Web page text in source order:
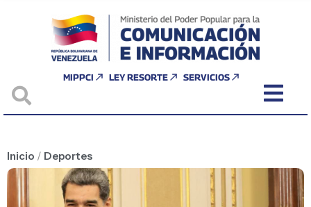
MIPPCI LEY RESORTE SERVICIOS
Inicio / Deportes